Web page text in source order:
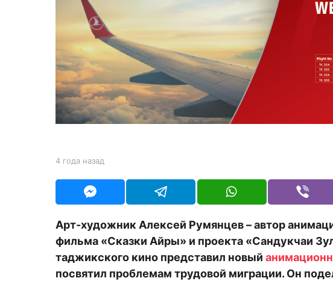
4
г
д
а
н
а
з
b
Y
U
4 года назад
а
а
з
д
Арт-художник Алексей Румянцев – автор
фильма «Сказки Айры» и проекта «Сандукчаи
таджикского кино представил новый
посвятил проблемам трудовой миграции. Он